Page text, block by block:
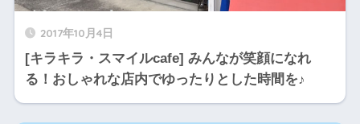
2017年10月4日
[キラキラ・スマイルcafe] みんなが笑顔になれ
る！おしゃれな店内でゆったりとした時間を♪